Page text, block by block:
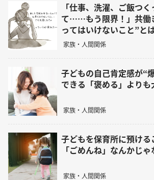
「仕事、洗濯、ご飯つ
て……もう限界！」共働
ってはいけないこと”と
家族・人間関係
子どもの自己肯定感が“
できる「褒める」よりも
家族・人間関係
子どもを保育所に預け
「ごめんね」なんかじゃ
家族・人間関係